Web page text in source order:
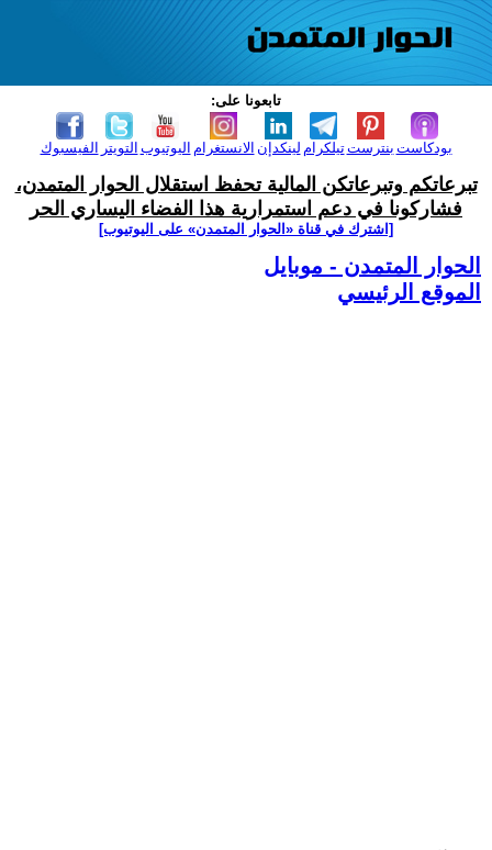
تابعونا على:
الفيسبوك التويتر اليوتيوب الانستغرام لينكدإن تيلكرامبنترست بودكاست
تبرعاتكم وتبرعاتكن المالية تحفظ استقلال الحوار المتمدن،
فشاركونا في دعم استمرارية هذا الفضاء اليساري الحر
[اشترك في قناة ‫«الحوار المتمدن» على اليوتيوب]
الحوار المتمدن - موبايل
الموقع الرئيسي